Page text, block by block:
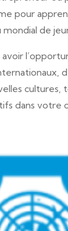
pour
mondial de
avoir
cultures,
dans votre